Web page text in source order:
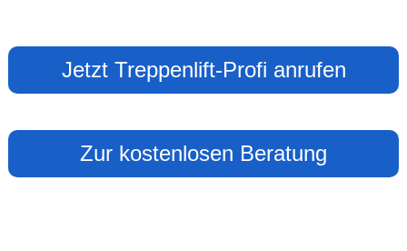
Jetzt Treppenlift-Profi anrufen
Zur kostenlosen Beratung